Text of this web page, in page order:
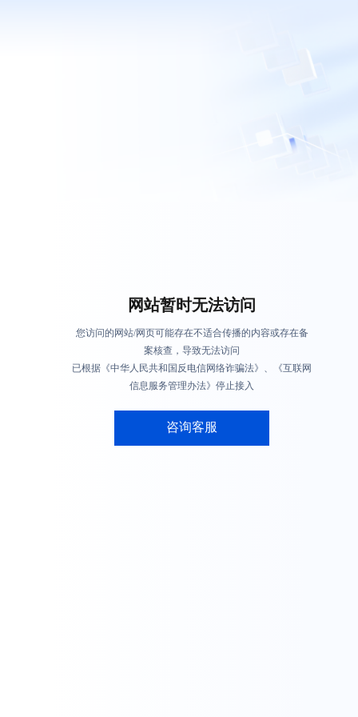
网站暂时无法访问
您访问的网站/网页可能存在不适合传播的内容或存在备
案核查，导致无法访问
已根据《中华人民共和国反电信网络诈骗法》、《互联网
信息服务管理办法》停止接入
咨询客服